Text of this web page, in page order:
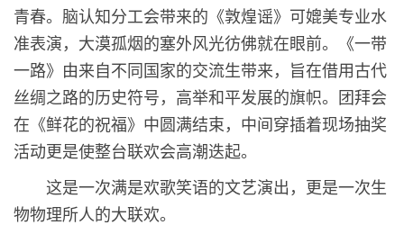
青春。脑认知分工会带来的《敦煌谣》可媲美专业水
准表演，大漠孤烟的塞外风光彷佛就在眼前。《一带
一路》由来自不同国家的交流生带来，旨在借用古代
丝绸之路的历史符号，高举和平发展的旗帜。团拜会
在《鲜花的祝福》中圆满结束，中间穿插着现场抽奖
活动更是使整台联欢会高潮迭起。
这是一次满是欢歌笑语的文艺演出，更是一次生
物物理所人的大联欢。